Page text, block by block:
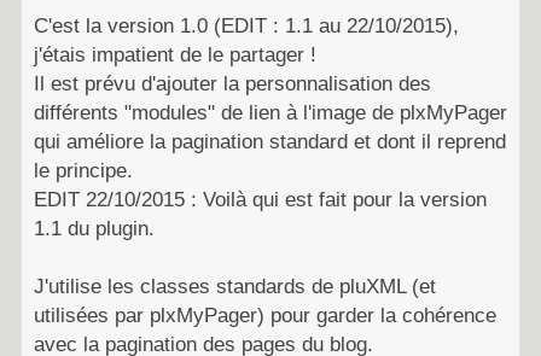
C'est la version 1.0 (EDIT : 1.1 au 22/10/2015),
j'étais impatient de le partager !
Il est prévu d'ajouter la personnalisation des
différents "modules" de lien à l'image de plxMyPager
qui améliore la pagination standard et dont il reprend
le principe.
EDIT 22/10/2015 : Voilà qui est fait pour la version
1.1 du plugin.
J'utilise les classes standards de pluXML (et
utilisées par plxMyPager) pour garder la cohérence
avec la pagination des pages du blog.